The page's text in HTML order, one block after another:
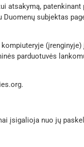
atsakymą,
subjektas
parduotuvės
įsigalioja nuo jų